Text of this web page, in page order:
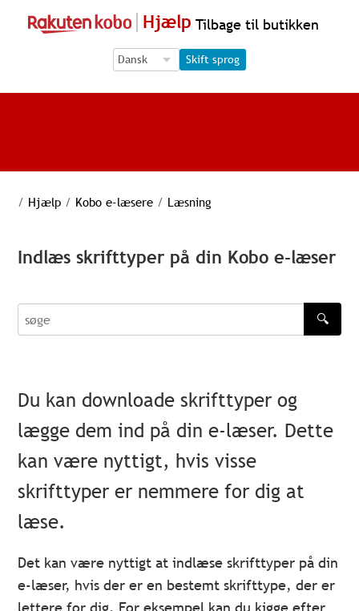
Hjælp Tilbage til butikken
Language Selection
Language Selection
Skift sprog
/ Hjælp / Kobo e-læsere / Læsning
Indlæs skrifttyper på din Kobo e-læser
søge
🔍
Du kan downloade skrifttyper og
lægge dem ind på din e-læser. Dette
kan være nyttigt, hvis visse
skrifttyper er nemmere for dig at
læse.
Det kan være nyttigt at indlæse skrifttyper på din
e-læser, hvis der er en bestemt skrifttype, der er